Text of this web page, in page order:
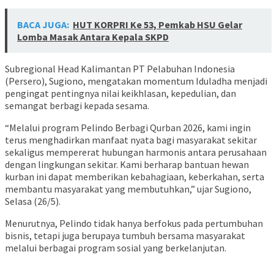
BACA JUGA: HUT KORPRI Ke 53, Pemkab HSU Gelar
Lomba Masak Antara Kepala SKPD
Subregional Head Kalimantan PT Pelabuhan Indonesia
(Persero), Sugiono, mengatakan momentum Iduladha menjadi
pengingat pentingnya nilai keikhlasan, kepedulian, dan
semangat berbagi kepada sesama.
“Melalui program Pelindo Berbagi Qurban 2026, kami ingin
terus menghadirkan manfaat nyata bagi masyarakat sekitar
sekaligus mempererat hubungan harmonis antara perusahaan
dengan lingkungan sekitar. Kami berharap bantuan hewan
kurban ini dapat memberikan kebahagiaan, keberkahan, serta
membantu masyarakat yang membutuhkan,” ujar Sugiono,
Selasa (26/5).
Menurutnya, Pelindo tidak hanya berfokus pada pertumbuhan
bisnis, tetapi juga berupaya tumbuh bersama masyarakat
melalui berbagai program sosial yang berkelanjutan.